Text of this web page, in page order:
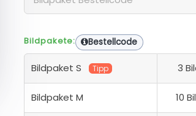
Bildpakete: Bestellcode
Bildpaket S Tipp 3
Bildpaket M 10